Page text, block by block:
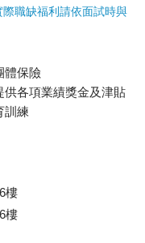
職缺福利請依面試時與
體保險
各項業績獎金及津貼
訓練
樓
樓